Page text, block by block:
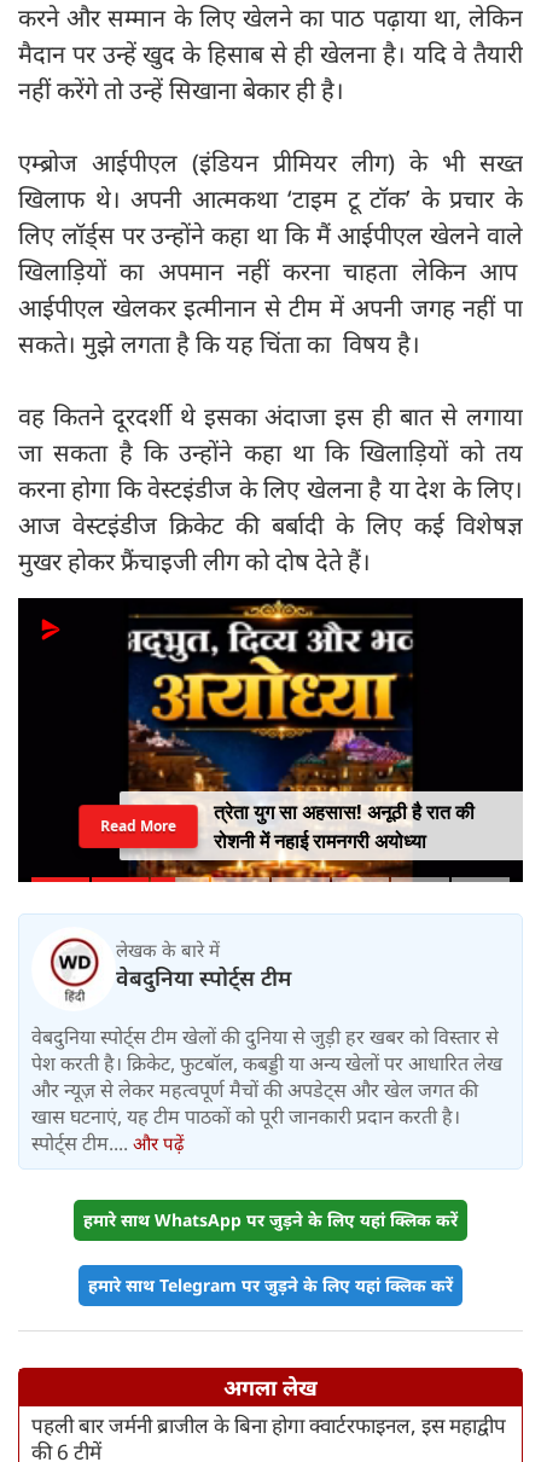
करने और सम्मान के लिए खेलने का पाठ पढ़ाया था, लेकिन
मैदान पर उन्हें खुद के हिसाब से ही खेलना है। यदि वे तैयारी
नहीं करेंगे तो उन्हें सिखाना बेकार ही है।
एम्ब्रोज आईपीएल (इंडियन प्रीमियर लीग) के भी सख्त
खिलाफ थे। अपनी आत्मकथा ‘टाइम टू टॉक’ के प्रचार के
लिए लॉर्ड्स पर उन्होंने कहा था कि मैं आईपीएल खेलने वाले
खिलाड़ियों का अपमान नहीं करना चाहता लेकिन आप
आईपीएल खेलकर इत्मीनान से टीम में अपनी जगह नहीं पा
सकते। मुझे लगता है कि यह चिंता का विषय है।
वह कितने दूरदर्शी थे इसका अंदाजा इस ही बात से लगाया
जा सकता है कि उन्होंने कहा था कि खिलाड़ियों को तय
करना होगा कि वेस्टइंडीज के लिए खेलना है या देश के लिए।
आज वेस्टइंडीज क्रिकेट की बर्बादी के लिए कई विशेषज्ञ
मुखर होकर फ्रैंचाइजी लीग को दोष देते हैं।
त्रेता युग सा अहसास! अनूठी है रात की
रोशनी में नहाई रामनगरी अयोध्या
Read More
लेखक के बारे में
वेबदुनिया स्पोर्ट्स टीम
वेबदुनिया स्पोर्ट्स टीम खेलों की दुनिया से जुड़ी हर खबर को विस्तार से
पेश करती है। क्रिकेट, फुटबॉल, कबड्डी या अन्य खेलों पर आधारित लेख
और न्यूज़ से लेकर महत्वपूर्ण मैचों की अपडेट्स और खेल जगत की
खास घटनाएं, यह टीम पाठकों को पूरी जानकारी प्रदान करती है।
स्पोर्ट्स टीम.... और पढ़ें
हमारे साथ WhatsApp पर जुड़ने के लिए यहां क्लिक करें
हमारे साथ Telegram पर जुड़ने के लिए यहां क्लिक करें
अगला लेख
पहली बार जर्मनी ब्राजील के बिना होगा क्वार्टरफाइनल, इस महाद्वीप
की 6 टीमें